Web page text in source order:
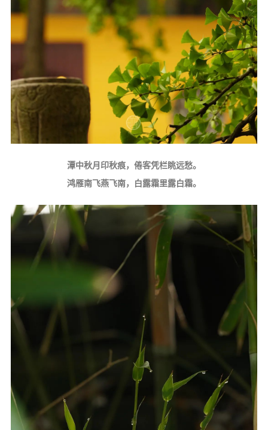
潭中秋月印秋痕，倦客凭栏眺远愁。
鸿雁南飞燕飞南，白露霜里露白霜。